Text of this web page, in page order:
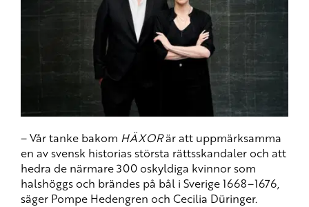
– Vår tanke bakom HÄXORär att uppmärksamma
en av svensk historias största rättsskandaler och att
hedra de närmare 300 oskyldiga kvinnor som
halshöggs och brändes på bål i Sverige 1668–1676,
säger Pompe Hedengren och Cecilia Düringer.